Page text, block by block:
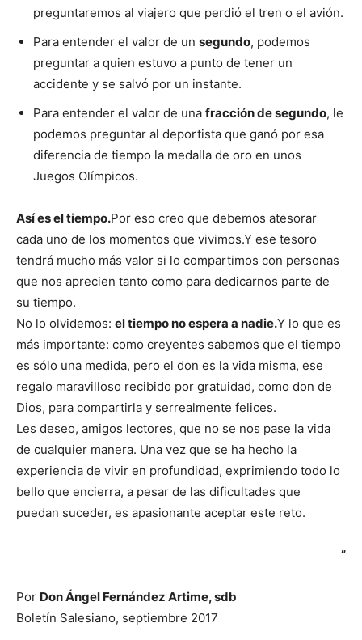
preguntaremos al viajero que perdió el tren o el avión.
Para entender el valor de un segundo, podemos
preguntar a quien estuvo a punto de tener un
accidente y se salvó por un instante.
Para entender el valor de una fracción de segundo, le
podemos preguntar al deportista que ganó por esa
diferencia de tiempo la medalla de oro en unos
Juegos Olímpicos.
Así es el tiempo.Por eso creo que debemos atesorar
cada uno de los momentos que vivimos.Y ese tesoro
tendrá mucho más valor si lo compartimos con personas
que nos aprecien tanto como para dedicarnos parte de
su tiempo.
No lo olvidemos: el tiempo no espera a nadie.Y lo que es
más importante: como creyentes sabemos que el tiempo
es sólo una medida, pero el don es la vida misma, ese
regalo maravilloso recibido por gratuidad, como don de
Dios, para compartirla y serrealmente felices.
Les deseo, amigos lectores, que no se nos pase la vida
de cualquier manera. Una vez que se ha hecho la
experiencia de vivir en profundidad, exprimiendo todo lo
bello que encierra, a pesar de las dificultades que
puedan suceder, es apasionante aceptar este reto.
”
Por Don Ángel Fernández Artime, sdb
Boletín Salesiano, septiembre 2017